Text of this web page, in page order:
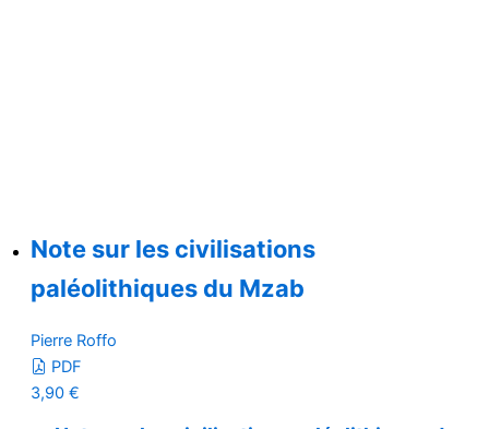
Note sur les civilisations
paléolithiques du Mzab
Pierre Roffo
PDF
3,90 €